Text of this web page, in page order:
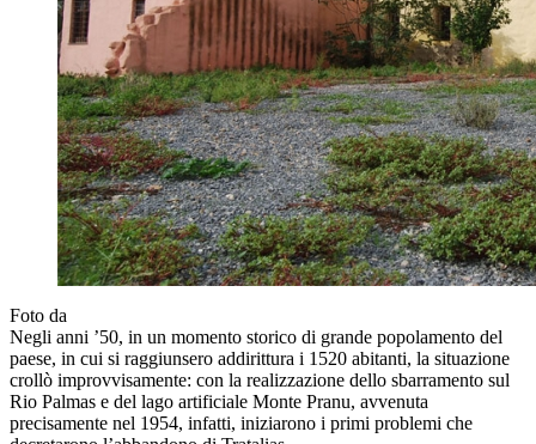
Foto da
Negli anni ’50, in un momento storico di grande popolamento del
paese, in cui si raggiunsero addirittura i 1520 abitanti, la situazione
crollò improvvisamente: con la realizzazione dello sbarramento sul
Rio Palmas e del lago artificiale Monte Pranu, avvenuta
precisamente nel 1954, infatti, iniziarono i primi problemi che